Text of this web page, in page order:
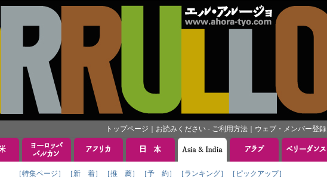
トップページ お読みください - ご利用方法 ウェブ・メンバー登録
［特集ページ］ ［新 着］ ［推 薦］ ［予 約］ ［ランキング］ ［ピックアップ］